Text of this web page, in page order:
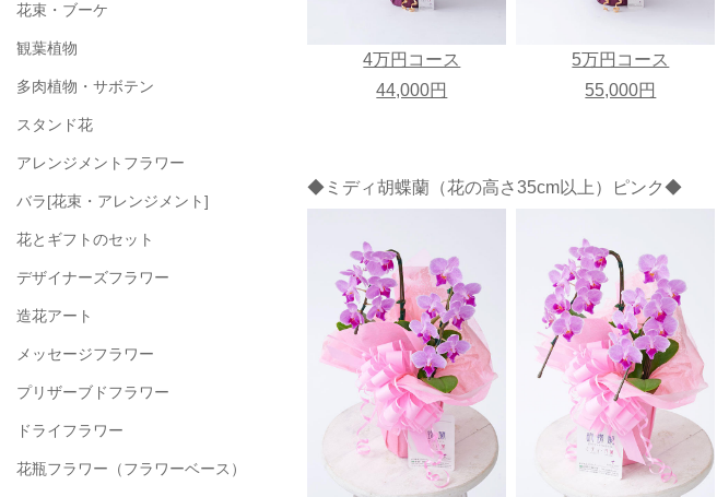
4万円コース
44,000円
5万円コース
55,000円
◆ミディ胡蝶蘭（花の高さ35cm以上）ピンク◆
花束・ブーケ
観葉植物
多肉植物・サボテン
スタンド花
アレンジメントフラワー
バラ[花束・アレンジメント]
花とギフトのセット
デザイナーズフラワー
造花アート
メッセージフラワー
プリザーブドフラワー
ドライフラワー
花瓶フラワー （フラワーベース）